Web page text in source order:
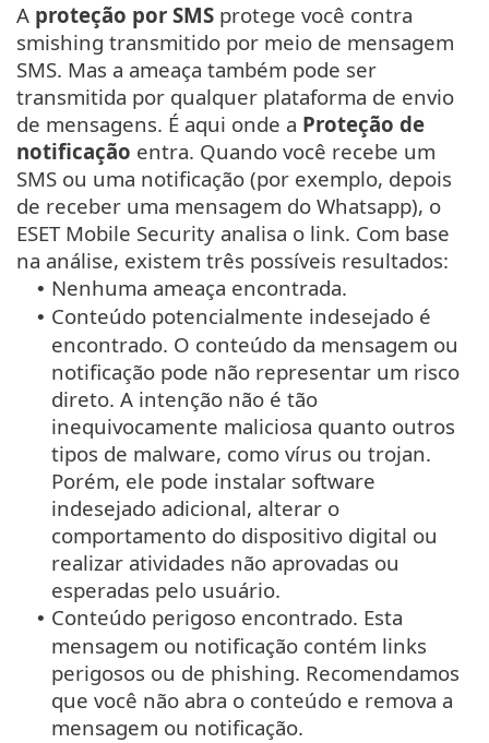
A proteção por SMS protege você contra
smishing transmitido por meio de mensagem
SMS. Mas a ameaça também pode ser
transmitida por qualquer plataforma de envio
de mensagens. É aqui onde a Proteção de
notificação entra. Quando você recebe um
SMS ou uma notificação (por exemplo, depois
de receber uma mensagem do Whatsapp), o
ESET Mobile Security analisa o link. Com base
na análise, existem três possíveis resultados:
• Nenhuma ameaça encontrada.
• Conteúdo potencialmente indesejado é
encontrado. O conteúdo da mensagem ou
notificação pode não representar um risco
direto. A intenção não é tão
inequivocamente maliciosa quanto outros
tipos de malware, como vírus ou trojan.
Porém, ele pode instalar software
indesejado adicional, alterar o
comportamento do dispositivo digital ou
realizar atividades não aprovadas ou
esperadas pelo usuário.
• Conteúdo perigoso encontrado. Esta
mensagem ou notificação contém links
perigosos ou de phishing. Recomendamos
que você não abra o conteúdo e remova a
mensagem ou notificação.